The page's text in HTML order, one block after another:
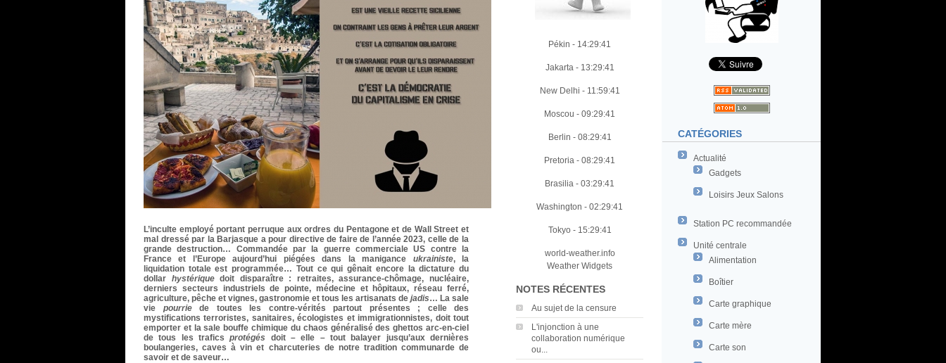
CATÉGORIES
Actualité
Gadgets
Loisirs Jeux Salons
Station PC recommandée
Unité centrale
Alimentation
Boîtier
Carte graphique
Carte mère
Carte son
Pékin - 14:29:43
Jakarta- 13:29:43
New Delhi - 11:59:43
Moscou - 09:29:43
Berlin - 08:29:43
Pretoria - 08:29:43
Brasilia - 03:29:43
Washington - 02:29:43
Tokyo - 15:29:43
world-weather.info
Weather Widgets
NOTES RÉCENTES
Au sujet de la censure
L'injonction à une
collaboration numérique
ou...
L’inculte employé portant perruque aux ordres du Pentagone et de Wall Street et
mal dressé par la Barjasque a pour directive de faire de l’année 2023, celle de la
grande destruction… Commandée par la guerre commerciale US contre la
France et l’Europe aujourd’hui piégées dans la manigance ukrainiste, la
liquidation totale est programmée… Tout ce qui gênait encore la dictature du
dollar hystériquedoit disparaître : retraites, assurance-chômage, nucléaire,
derniers secteurs industriels de pointe, médecine et hôpitaux, réseau ferré,
agriculture, pêche et vignes, gastronomie et tous les artisanats de jadis… La sale
vie pourrie de toutes les contre-vérités partout présentes ; celle des
mystifications terroristes, sanitaires, écologistes et immigrationnistes, doit tout
emporter et la sale bouffe chimique du chaos généralisé des ghettos arc-en-ciel
de tous les traficsprotégés doit – elle – tout balayer jusqu’aux dernières
boulangeries, caves à vin et charcuteries de notre tradition communarde de
savoir et de saveur…